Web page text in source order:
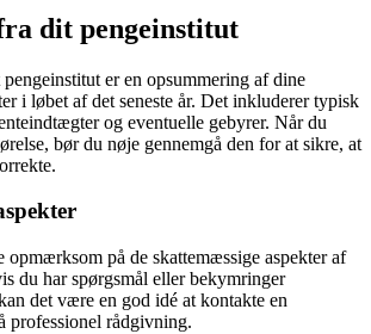
dit pengeinstitut
er en opsummering af dine
i løbet af det seneste år. Det inkluderer typisk
og eventuelle gebyrer. Når du
bør du nøje gennemgå den for at sikre, at
på de skattemæssige aspekter af
du har spørgsmål eller bekymringer
det være en god idé at kontakte en
professionel rådgivning.